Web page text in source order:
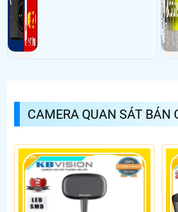
CAMERA QUAN SÁT BÁN